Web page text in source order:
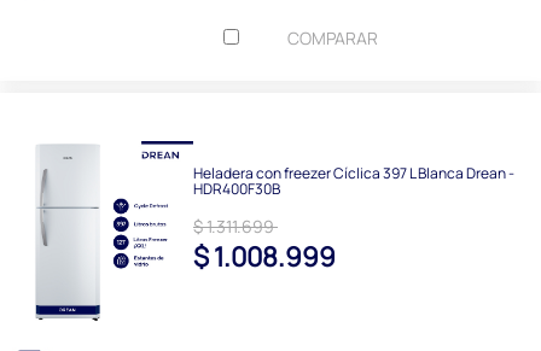
COMPARAR
Heladera con freezer Cíclica 397 L Blanca Drean -
HDR400F30B
$ 1.311.699
$ 1.008.999